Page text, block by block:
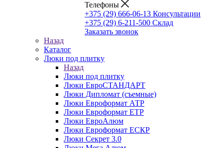
Телефоны
+375 (29) 666-06-13 Консультации
+375 (29) 6-211-500 Склад
Заказать звонок
Назад
Каталог
Люки под плитку
Назад
Люки под плитку
Люки ЕвроСТАНДАРТ
Люки Дипломат (съемные)
Люки Евроформат АТР
Люки Евроформат ЕТР
Люки ЕвроАлюм
Люки Евроформат ЕСКР
Люки Секрет 3.0